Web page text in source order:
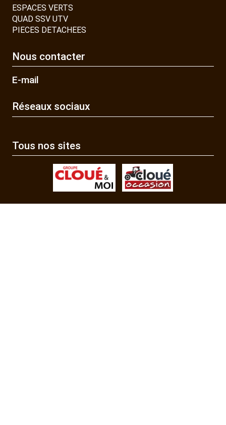
ESPACES VERTS
QUAD SSV UTV
PIECES DETACHEES
Nous contacter
E-mail
Réseaux sociaux
Tous nos sites